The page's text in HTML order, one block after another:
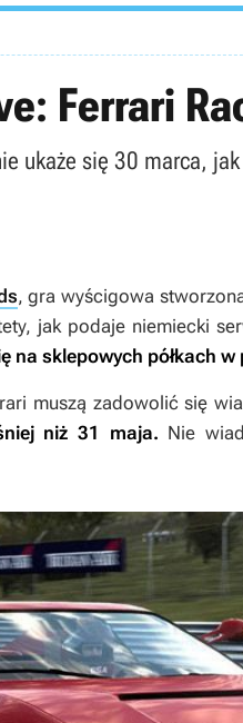
Ferrari
ukaże się 30 marca,
, gra wyścigowa
jak podaje niemiecki
na sklepowych półkach
muszą zadowolić się
niż 31 maja. Nie